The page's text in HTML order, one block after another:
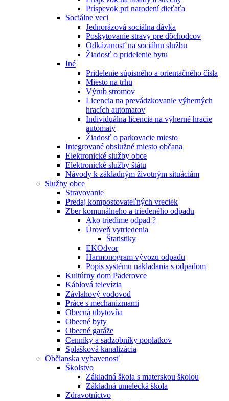
Príspevok pri narodení dieťaťa
Sociálne veci
Jednorázová sociálna dávka
Poskytovanie stravy pre dôchodcov
Odkázanosť na sociálnu službu
Žiadosť o pridelenie bytu
Iné
Pridelenie súpisného a orientačného čísla
Miesto na trhu
Výrub stromov
Licencia na prevádzkovanie výherných
hracích automatov
Individuálna licencia na výherné hracie
automaty
Žiadosť o parkovacie miesto
Integrované obslužné miesto občana
Elektronické služby obce
Elektronické služby štátu
Návody k základným životným situáciám
Služby obce
Stravovanie
Predaj kompostovateľných vreciek
Zber komunálneho a triedeného odpadu
Ako triedime odpad ?
Úroveň vytriedenia
Štatistiky
EKOdvor
Harmonogram vývozu odpadu
Popis systému nakladania s odpadom
Kultúrny dom Paderovce
Káblová televízia
Závlahový vodovod
Práce s mechanizmami
Obecná ubytovňa
Obecné byty
Obecné garáže
Cenníky a sadzobníky poplatkov
Splašková kanalizácia
Občianska vybavenosť
Školstvo
Základná škola s materskou školou
Základná umelecká škola
Zdravotníctvo